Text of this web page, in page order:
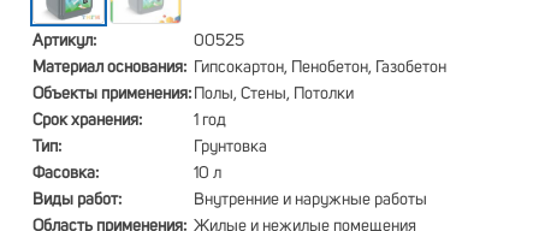
Артикул:
00525
Материал основания: Гипсокартон, Пенобетон, Газобетон
Объекты применения: Полы, Стены, Потолки
Срок хранения:
1 год
Тип:
Грунтовка
Фасовка:
10 л
Виды работ:
Внутренние и наружные работы
Область применения: Жилые и нежилые помещения